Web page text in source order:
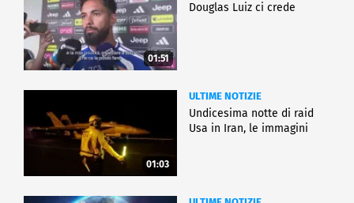
01:51
Douglas Luiz ci crede
01:03
ULTIME NOTIZIE
Undicesima notte di raid
Usa in Iran, le immagini